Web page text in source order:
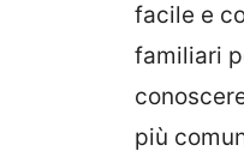
facile e
familiari
più